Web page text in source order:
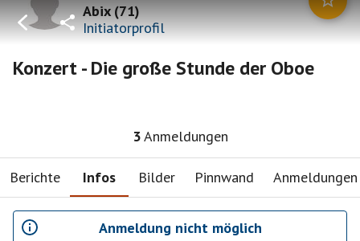
Abix(71)
Initiatorprofil
Konzert - Die große Stunde der Oboe
3Anmeldungen
Berichte Infos Bilder Pinnwand Anmeldungen
Anmeldung nicht möglich